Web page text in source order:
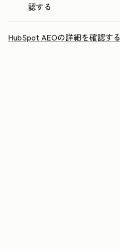
認する
HubSpot AEOの詳細を確認する